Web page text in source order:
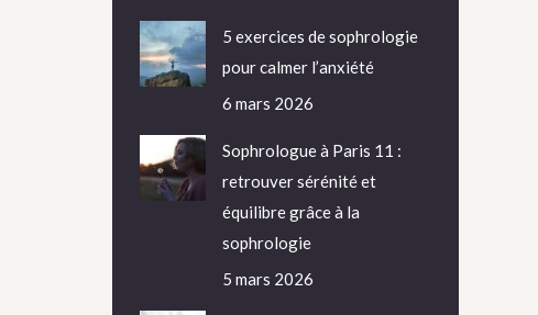
5 exercices de sophrologie
pour calmer l’anxiété
6 mars 2026
Sophrologue à Paris 11 :
retrouver sérénité et
équilibre grâce à la
sophrologie
5 mars 2026